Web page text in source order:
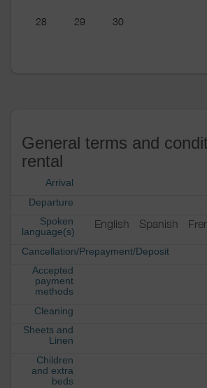
28 29 30
General terms and
rental
Arrival
Departure
Spoken
language(s)
English Spanish
Cancellation/Prepayment/Deposit
Accepted
payment
methods
Cleaning
Sheets and
Linen
Children
and extra
beds